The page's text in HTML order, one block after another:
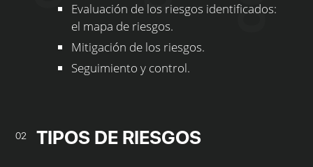
Evaluación de los riesgos identificados:
el mapa de riesgos.
Mitigación de los riesgos.
Seguimiento y control.
02 TIPOS DE RIESGOS